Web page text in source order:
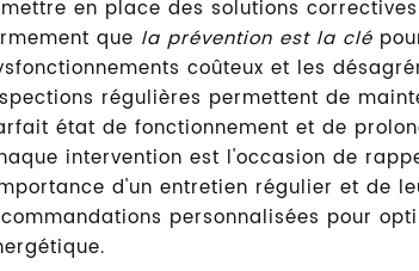
PLAISIR
en place des solutions
que la prévention est la clé
coûteux et les
régulières permettent de
état de fonctionnement et de
intervention est l'occasion de
d'un entretien régulier et de
personnalisées pour